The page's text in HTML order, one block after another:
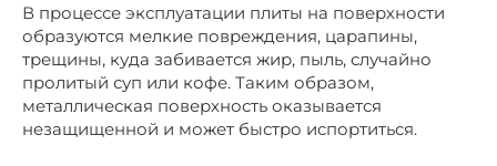
В процессе эксплуатации плиты на поверхности
образуются мелкие повреждения, царапины,
трещины, куда забивается жир, пыль, случайно
пролитый суп или кофе. Таким образом,
металлическая поверхность оказывается
незащищенной и может быстро испортиться.